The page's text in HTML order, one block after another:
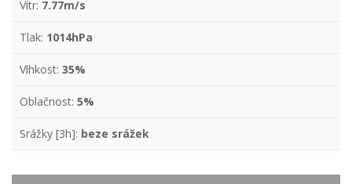
Vítr: 7.77m/s
Tlak: 1014hPa
Vlhkost: 35%
Oblačnost: 5%
Srážky [3h]: beze srážek